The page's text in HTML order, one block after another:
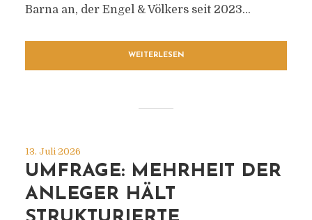
Barna an, der Engel & Völkers seit 2023...
WEITERLESEN
13. Juli 2026
UMFRAGE: MEHRHEIT DER
ANLEGER HÄLT